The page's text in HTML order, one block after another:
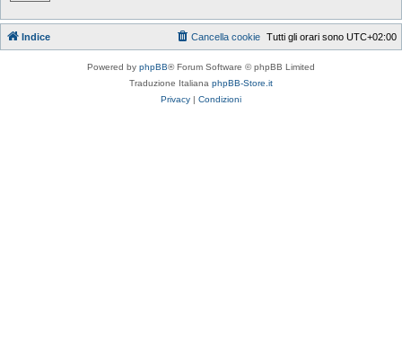
Indice Tutti gli orari sono UTC+02:00
Cancella cookie
Powered by phpBB® Forum Software © phpBB Limited
Traduzione Italiana phpBB-Store.it
Privacy | Condizioni